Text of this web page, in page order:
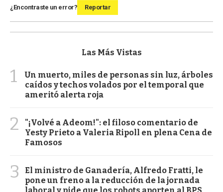
¿Encontraste un error? Reportar
Las Más Vistas
1
Un muerto, miles de personas sin luz, árboles
caídos y techos volados por el temporal que
ameritó alerta roja
2
"¡Volvé a Adeom!": el filoso comentario de
Yesty Prieto a Valeria Ripoll en plena Cena de
Famosos
3
El ministro de Ganadería, Alfredo Fratti, le
pone un freno a la reducción de la jornada